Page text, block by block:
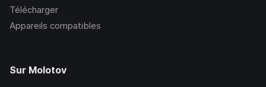
Télécharger
Appareils compatibles
Sur Molotov